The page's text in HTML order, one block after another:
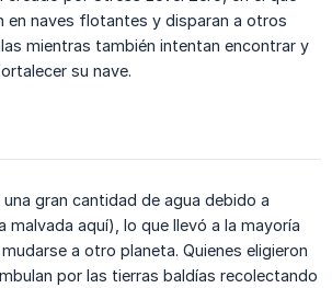
en naves flotantes y disparan a otros
mientras también intentan encontrar y
su nave.
gran cantidad de agua debido a
malvada aquí), lo que llevó a la mayoría
a otro planeta. Quienes eligieron
por las tierras baldías recolectando